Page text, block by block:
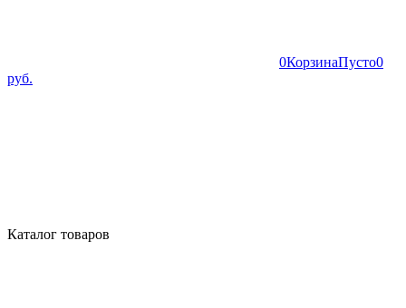
0КорзинаПусто0
руб.
Каталог товаров